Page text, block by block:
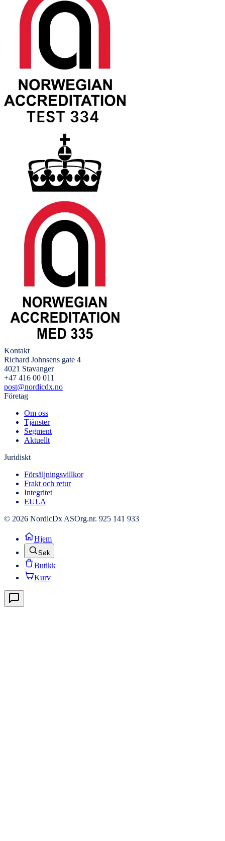
Kontakt
Richard Johnsens gate 4
4021 Stavanger
+47 416 00 011
post@nordicdx.no
Företag
Om oss
Tjänster
Segment
Aktuellt
Juridiskt
Försäljningsvillkor
Frakt och retur
Integritet
EULA
© 2026 NordicDx ASOrg.nr. 925 141 933
Hjem
Søk
Butikk
Kurv